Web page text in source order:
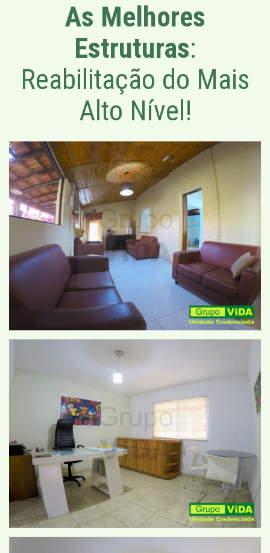
As Melhores
Estruturas:
Reabilitação do Mais
Alto Nível!